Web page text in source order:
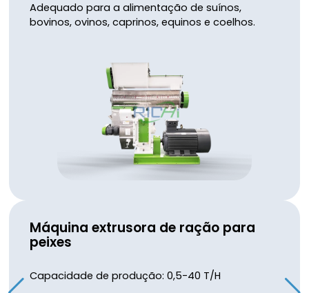
Adequado para a alimentação de suínos,
bovinos, ovinos, caprinos, equinos e coelhos.
Máquina extrusora de ração para
peixes
Capacidade de produção: 0,5-40 T/H